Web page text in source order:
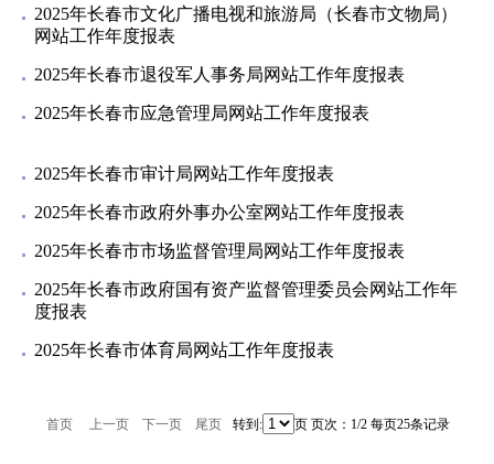
2025年长春市文化广播电视和旅游局（长春市文物局）
网站工作年度报表
2025年长春市退役军人事务局网站工作年度报表
2025年长春市应急管理局网站工作年度报表
2025年长春市审计局网站工作年度报表
2025年长春市政府外事办公室网站工作年度报表
2025年长春市市场监督管理局网站工作年度报表
2025年长春市政府国有资产监督管理委员会网站工作年
度报表
2025年长春市体育局网站工作年度报表
首页 上一页 下一页 尾页 转到: 页 页次：1/2 每页25条记录